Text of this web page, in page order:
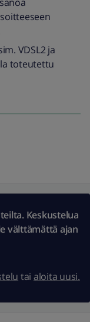
VDSL2 ja
toteutettu
Keskustelua
välttämättä ajan
tai aloita uusi.